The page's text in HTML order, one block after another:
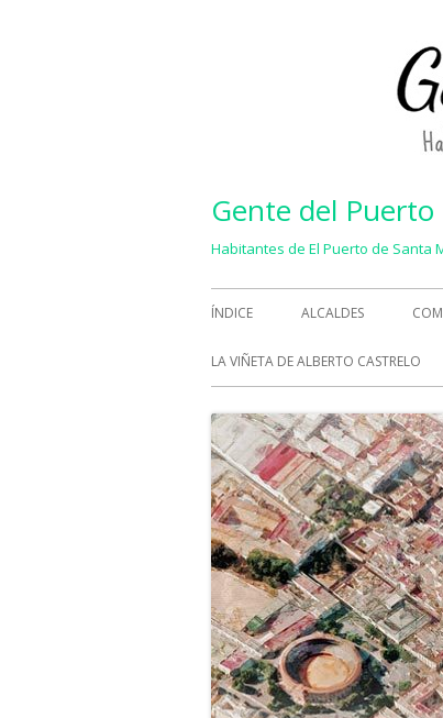
Gente del Puerto
Habitantes de El Puerto de Santa
Menú
principal
ÍNDICE ALCALDES
LA VIÑETA DE ALBERTO CASTRELO